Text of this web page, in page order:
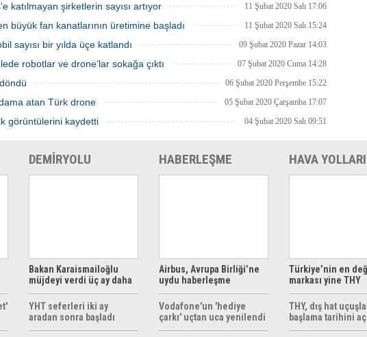
katılmayan şirketlerin sayısı artıyor 11 Şubat 2020 Salı 17:06
büyük fan kanatlarının üretimine başladı 11 Şubat 2020 Salı 15:24
sayısı bir yılda üçe katlandı 09 Şubat 2020 Pazar 14:03
robotlar ve drone’lar sokağa çıktı 07 Şubat 2020 Cuma 14:28
06 Şubat 2020 Perşembe 15:22
atan Türk drone 05 Şubat 2020 Çarşamba 17:07
görüntülerini kaydetti 04 Şubat 2020 Salı 09:51
DEMİRYOLU
Bakan Karaismailoğlu
müjdeyi verdi üç ay daha
ücretsiz
YHT seferleri iki ay
aradan sonra başladı
HABERLEŞME
Airbus, Avrupa Birliği’ne
uydu haberleşme
çözümleri sunuyor
Vodafone'un 'hediye
çarkı' uçtan uca yenilendi
HAVA YOLLARI
Türkiye’nin en
markası yine THY
THY, dış hat
başlama tarihini